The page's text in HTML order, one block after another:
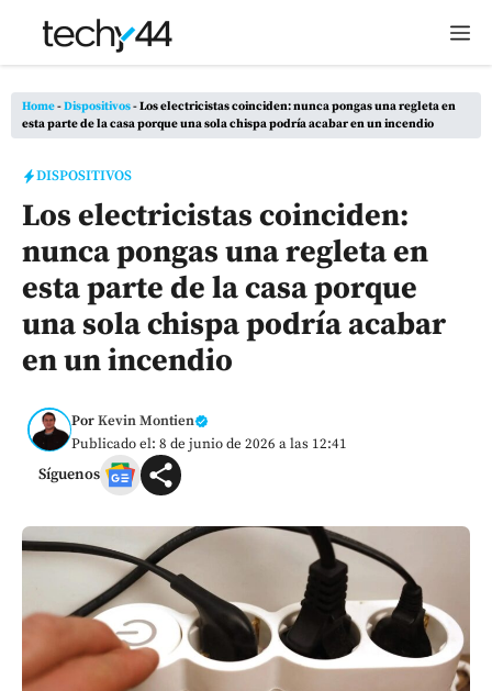
Saltar
Home-Dispositivos-Los electricistas coinciden: nunca pongas una regleta en
esta parte de la casa porque una sola chispa podría acabar en un incendio
DISPOSITIVOS
Los electricistas coinciden:
nunca pongas una regleta en
esta parte de la casa porque
una sola chispa podría acabar
en un incendio
PorKevin Montien
Publicado el: 8 de junio de 2026 a las 12:41
Síguenos